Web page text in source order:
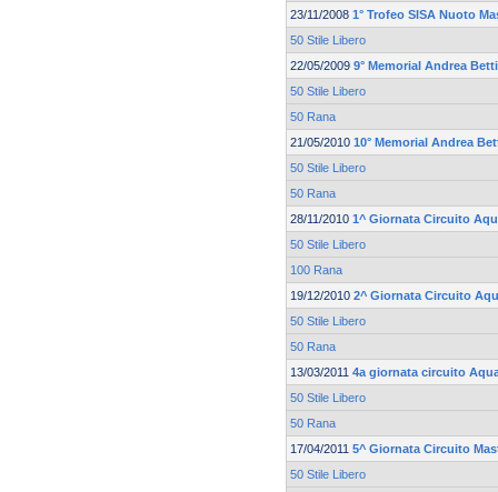
23/11/2008 1° Trofeo SISA Nuoto
50 Stile Libero
22/05/2009 9° Memorial Andrea
50 Stile Libero
50 Rana
21/05/2010 10° Memorial Andrea
50 Stile Libero
50 Rana
28/11/2010 1^ Giornata Circuito
50 Stile Libero
100 Rana
19/12/2010 2^ Giornata Circuito
50 Stile Libero
50 Rana
13/03/2011 4a giornata circuito
50 Stile Libero
50 Rana
17/04/2011 5^ Giornata Circuito
50 Stile Libero